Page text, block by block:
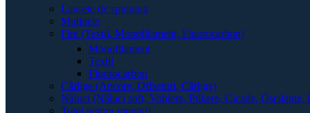
Lansete de spinning
Mulinete
Fire (Textil, Monofilament, Fluorocarbon)
Monofilament
Textil
Fluorocarbon
Cârlige (Ancore, Offseturi, Cârlige)
Năluci (Năluci soft, Voblere, Pilkere, Cicade, Oscilante,
Totul pentru monturi